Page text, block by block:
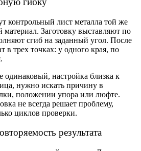
контрольный лист металла той же
Заготовку выставляют по
сгиб на заданный угол. После
в трех точках: у одного края, по
одинаковый, настройка близка к
нужно искать причину в
положении упора или люфте.
не всегда решает проблему,
циклов проверки.
результата